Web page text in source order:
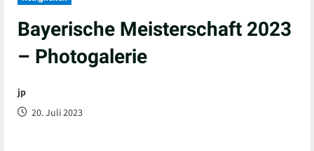
Bayerische Meisterschaft 2023
– Photogalerie
jp
20. Juli 2023